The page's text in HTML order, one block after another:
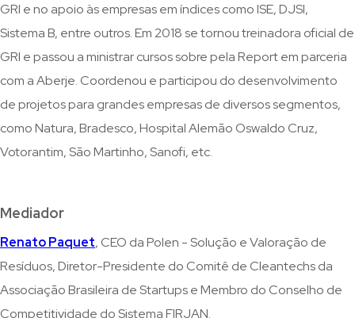
GRI e no apoio às empresas em índices como ISE, DJSI,
Sistema B, entre outros. Em 2018 se tornou treinadora oficial de
GRI e passou a ministrar cursos sobre pela Report em parceria
com a Aberje. Coordenou e participou do desenvolvimento
de projetos para grandes empresas de diversos segmentos,
como Natura, Bradesco, Hospital Alemão Oswaldo Cruz,
Votorantim, São Martinho, Sanofi, etc.
Mediador
Renato Paquet, CEO da Polen - Solução e Valoração de
Resíduos, Diretor-Presidente do Comitê de Cleantechs da
Associação Brasileira de Startups e Membro do Conselho de
Competitividade do Sistema FIRJAN.